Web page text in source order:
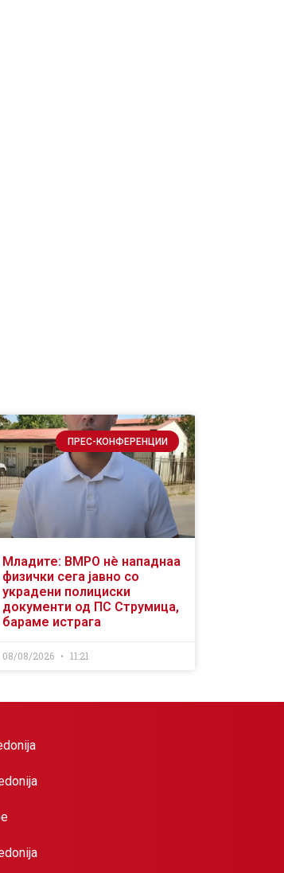
ПРЕС-КОНФЕРЕНЦИИ
Младите: ВМРО нè нападнаа
физички сега јавно со
украдени полициски
документи од ПС Струмица,
бараме истрага
08/08/2026 11:21